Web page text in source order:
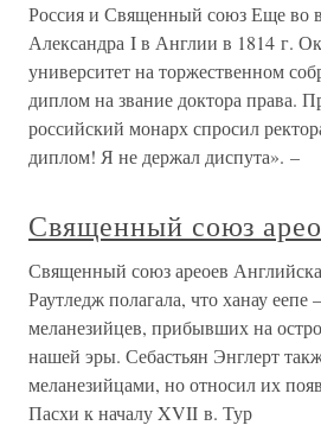
Россия и Священный союз Еще во
Александра I в Англии в 1814 г.
университет на торжественном
диплом на звание доктора права.
российский монарх спросил
диплом! Я не держал диспута». –
Священный союз
Священный союз ареоев
Раутледж полагала, что ханау
меланезийцев, прибывших на
нашей эры. Себастьян Энглерт
меланезийцами, но относил их
Пасхи к началу XVII в. Тур